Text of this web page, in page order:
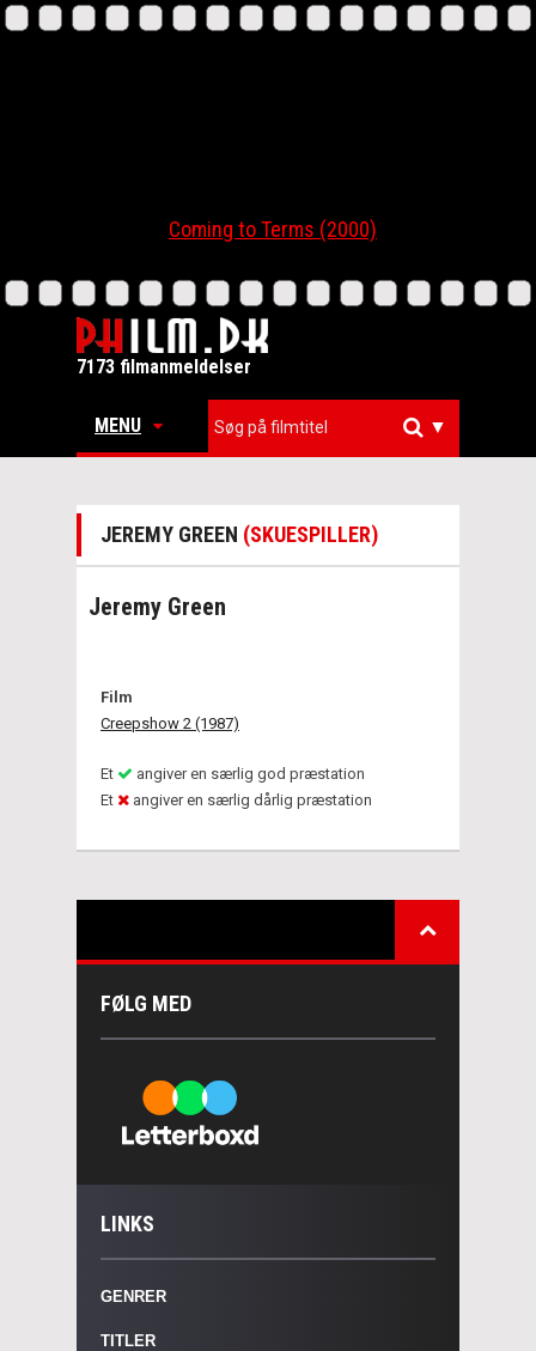
Coming to Terms (2000)
7173 filmanmeldelser
MENU ▼
JEREMY GREEN (SKUESPILLER)
Jeremy Green
Film
Creepshow 2 (1987)
Et
angiver en særlig god præstation
Et
angiver en særlig dårlig præstation
FØLG MED
LINKS
GENRER
TITLER